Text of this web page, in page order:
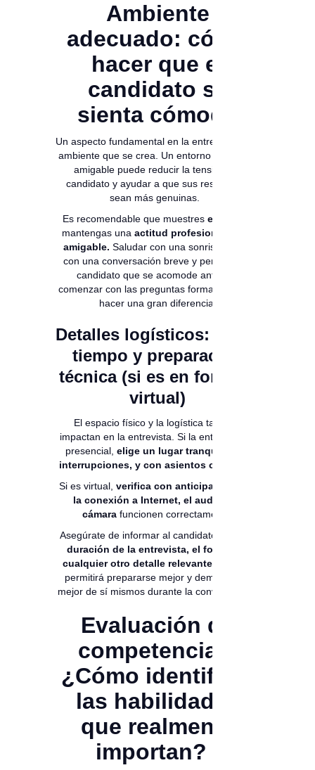
Ambiente
adecuado: cómo
hacer que el
candidato se
sienta cómodo
Un aspecto fundamental en la entrevista es el
ambiente que se crea. Un entorno cómodo y
amigable puede reducir la tensión del
candidato y ayudar a que sus respuestas
sean más genuinas.
Es recomendable que muestres empatía
mantengas una actitud profesional, pero
amigable. Saludar con una sonrisa, iniciar
con una conversación breve y permitirle al
candidato que se acomode antes de
comenzar con las preguntas formales puede
hacer una gran diferencia.
Detalles logísticos: lugar,
tiempo y preparación
técnica (si es en formato
virtual)
El espacio físico y la logística también
impactan en la entrevista. Si la entrevista es
presencial, elige un lugar tranquilo, sin
interrupciones, y con asientos cómodos.
Si es virtual, verifica con anticipación que
la conexión a Internet, el audio y la
cámarafuncionen correctamente.
Asegúrate de informar al candidato sobre la
duración de la entrevista, el formato y
cualquier otro detalle relevante.
permitirá prepararse mejor y demostrar lo
mejor de sí mismos durante la conversación.
Evaluación de
competencias:
¿Cómo identificar
las habilidades
que realmente
importan?